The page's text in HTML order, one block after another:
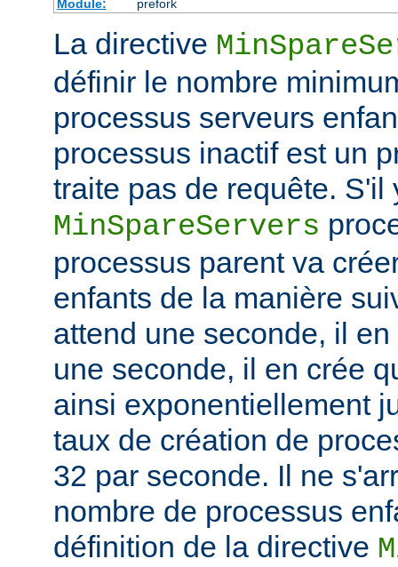
Module:
prefork
La directive
définir le nombre
processus serveurs
processus inactif est un
traite pas de requête. S'il
MinSpareServers
processus parent va
enfants de la manière
attend une seconde, il
une seconde, il en crée
ainsi exponentiellement
taux de création de
32 par seconde. Il ne
nombre de processus
définition de la directive